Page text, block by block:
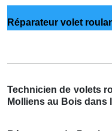
Réparateur volet
Technicien de volets
Molliens au Bois dans